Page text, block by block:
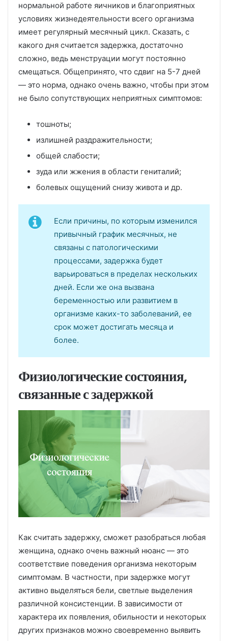
нормальной работе яичников и благоприятных
условиях жизнедеятельности всего организма
имеет регулярный месячный цикл. Сказать, с
какого дня считается задержка, достаточно
сложно, ведь менструации могут постоянно
смещаться. Общепринято, что сдвиг на 5-7 дней
— это норма, однако очень важно, чтобы при этом
не было сопутствующих неприятных симптомов:
тошноты;
излишней раздражительности;
общей слабости;
зуда или жжения в области гениталий;
болевых ощущений снизу живота и др.
Если причины, по которым изменился
привычный график месячных, не
связаны с патологическими
процессами, задержка будет
варьироваться в пределах нескольких
дней. Если же она вызвана
беременностью или развитием в
организме каких-то заболеваний, ее
срок может достигать месяца и
более.
Физиологические состояния,
связанные с задержкой
Как считать задержку, сможет разобраться любая
женщина, однако очень важный нюанс — это
соответствие поведения организма некоторым
симптомам. В частности, при задержке могут
активно выделяться бели, светлые выделения
различной консистенции. В зависимости от
характера их появления, обильности и некоторых
других признаков можно своевременно выявить